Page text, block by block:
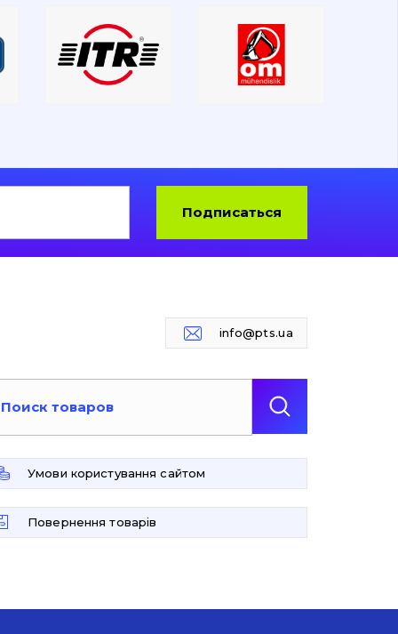
Подписаться
info@pts.ua
Умови користування сайтом
Повернення товарів